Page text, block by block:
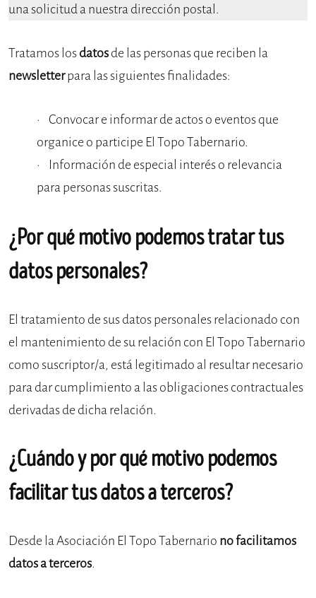
una solicitud a nuestra dirección postal.
Tratamos losdatosde las personas que reciben la
newsletterpara las siguientes finalidades:
Convocar e informar de actos o eventos que
organice o participe El Topo Tabernario.
Información de especial interés o relevancia
para personas suscritas.
¿Por qué motivo podemos tratar tus
datos personales?
El tratamiento de sus datos personales relacionado con
el mantenimiento de su relación con El Topo Tabernario
como suscriptor/a, está legitimado al resultar necesario
para dar cumplimiento a las obligaciones contractuales
derivadas de dicha relación.
¿Cuándo y por qué motivo podemos
facilitar tus datos a terceros?
Desde la Asociación El Topo Tabernario no facilitamos
datos a terceros.